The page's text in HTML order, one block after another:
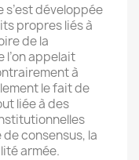
développée
propres liés à
de la
l’on appelait
à
le fait de
liée à des
consensus, la
armée.